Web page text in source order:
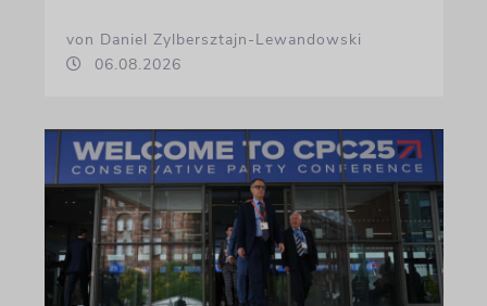
von Daniel Zylbersztajn-Lewandowski
06.08.2026